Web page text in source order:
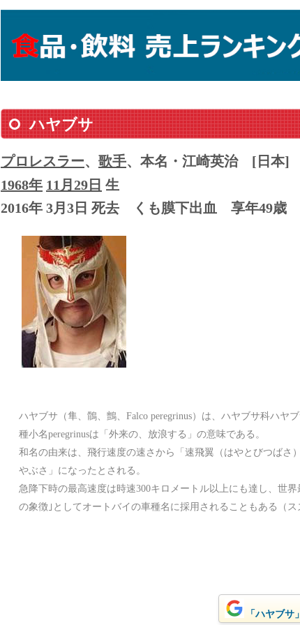
ハヤブサ
プロレスラー、 歌手、本名・江崎英治
[日本]
1968年 11月29日 生
2016年 3月3日 死去
くも膜下出血 享年49歳
ハヤブサ（隼、鶻、鸇、Falco peregrinus）は、ハヤブサ科ハヤ
種小名peregrinusは「外来の、放浪する」の意味である。
和名の由来は、飛行速度の速さから「速飛翼（はやとびつばさ
やぶさ」になったとされる。
急降下時の最高速度は時速300キロメートル以上にも達し、世
の象徴｣としてオートバイの車種名に採用されることもある（ス
「ハヤブサ